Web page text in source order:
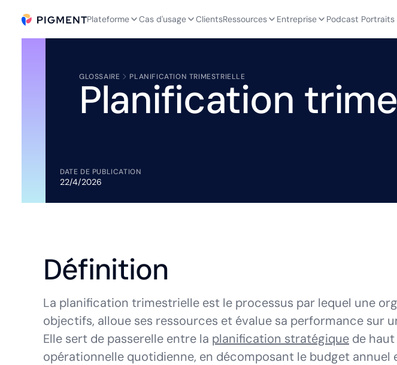
Plateforme Cas d'usage ClientsRessources Entreprise Podcast Portraits
GLOSSAIRE PLANIFICATION TRIMESTRIELLE
Planification
DATE DE PUBLICATION
22/4/2026
Définition
La planification trimestrielle est le processus par lequel une
objectifs, alloue ses ressources et évalue sa performance sur
Elle sert de passerelle entre la planification stratégique de
opérationnelle quotidienne, en décomposant le budget annuel